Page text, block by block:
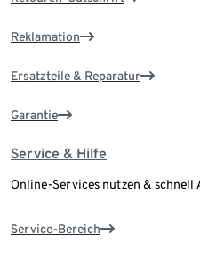
Reklamation
Ersatzteile & Reparatur
Garantie
Service & Hilfe
Online-Services nutzen & schnell
Service-Bereich